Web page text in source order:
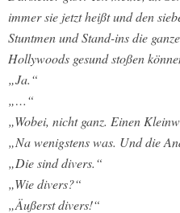
immer sie jetzt heißt und den
Stuntmen und Stand-ins die
Hollywoods gesund stoßen
„Ja.“
„…“
„Wobei, nicht ganz. Einen
„Na wenigstens was. Und die
„Die sind divers.“
„Wie divers?“
„Äußerst divers!“